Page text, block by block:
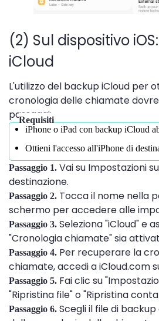
(2) Sul dispositivo
iCloud
L'utilizzo del backup iCloud per
cronologia delle chiamate
passaggi:
Requisiti
iPhone o iPad con backup iCloud
Ottieni l'accesso all'iPhone di
Passaggio 1. Vai su Impostazioni
destinazione.
Passaggio 2. Tocca il nome nella
schermo per accedere alle
Passaggio 3. Seleziona "iCloud" e
"Cronologia chiamate" sia
Passaggio 4. Per recuperare la
chiamate, accedi a iCloud.com
Passaggio 5. Fai clic su
"Ripristina file" o "Ripristina
Passaggio 6. Scegli il file di